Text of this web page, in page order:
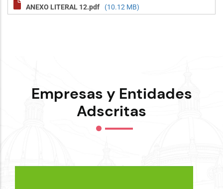
ANEXO LITERAL 12.pdf (10.12 MB)
Empresas y Entidades
Adscritas